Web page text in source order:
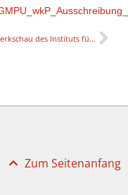
Ritus: Werkschau des Instituts für Dance Arts der Bruckner Universität
Zum Seitenanfang